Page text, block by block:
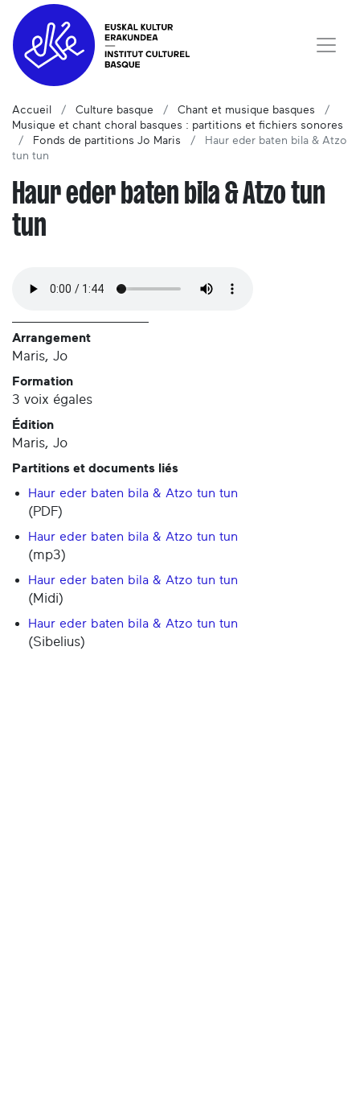
Accueil Culture basque
Chant et musique basques
Musique et chant choral basques : partitions et fichiers sonores
Fonds de partitions Jo Maris
Haur eder baten bila & Atzo
tun tun
Haur eder baten bila & Atzo tun
tun
Arrangement
Maris, Jo
Formation
3 voix égales
Édition
Maris, Jo
Partitions et documents liés
Haur eder baten bila & Atzo tun tun
(PDF)
Haur eder baten bila & Atzo tun tun
(mp3)
Haur eder baten bila & Atzo tun tun
(Midi)
Haur eder baten bila & Atzo tun tun
(Sibelius)